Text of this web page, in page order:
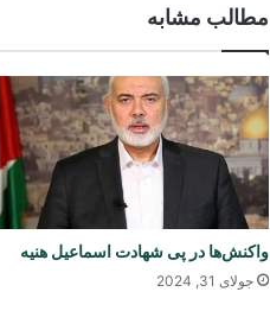
مطالب مشابه
واکنش‌ها در پی شهادت اسماعیل هنیه
جولای 31, 2024